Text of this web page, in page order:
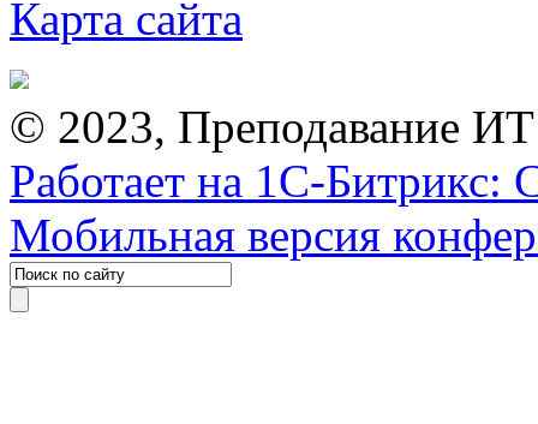
Карта сайта
© 2023, Преподавание
Работает на 1С-Битрикс:
Мобильная версия